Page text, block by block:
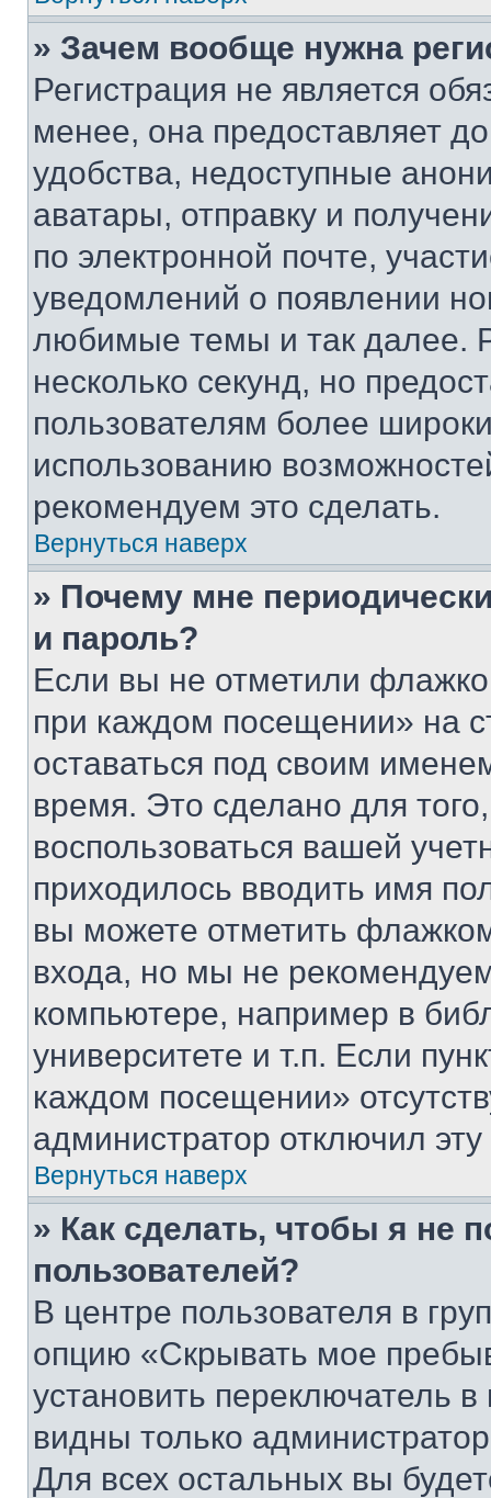
» Зачем вообще нужна
Регистрация не является
менее, она предоставляет
удобства, недоступные
аватары, отправку и
по электронной почте,
уведомлений о появлении
любимые темы и так далее.
несколько секунд, но
пользователям более
использованию
рекомендуем это сделать.
Вернуться наверх
» Почему мне
и пароль?
Если вы не отметили
при каждом посещении» на
оставаться под своим
время. Это сделано для
воспользоваться вашей
приходилось вводить имя
вы можете отметить
входа, но мы не
компьютере, например в
университете и т.п. Если
каждом посещении»
администратор отключил
Вернуться наверх
» Как сделать, чтобы я не
пользователей?
В центре пользователя в
опцию «Скрывать мое
установить переключатель
видны только
Для всех остальных вы